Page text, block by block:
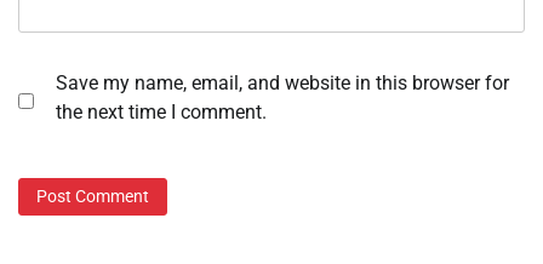
Save my name, email, and website in this browser for
the next time I comment.